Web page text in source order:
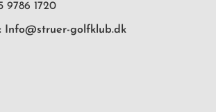
9786 1720
Info@struer-golfklub.dk